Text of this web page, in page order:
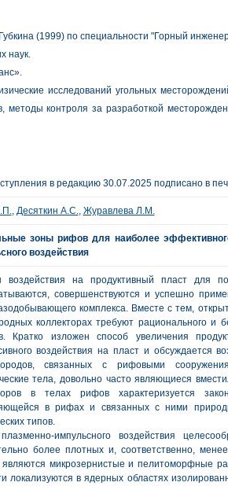
(1999) по специальности "Горный
наук.
исследований угольных
методы контроля за разработкой
в редакцию 30.07.2025 подписано в
, Десяткин А.С., Журавлева Л.М.
зоны рифов для наиболее
воздействия
воздействия на продуктивный пласт для
совершенствуются и успешно
комплекса. Вместе с тем,
коллекторах требуют рационального и
Кратко изложен способ увеличения
воздействия на пласт и обсуждается
связанных с рифовыми
тела, довольно часто являющиеся
в телах рифов характеризуется
в рифах и связанных с ними
типов.
импульсного воздействия
более плотных и, соответственно,
микрозернистые и пелитоморфные
локализуются в ядерных областях